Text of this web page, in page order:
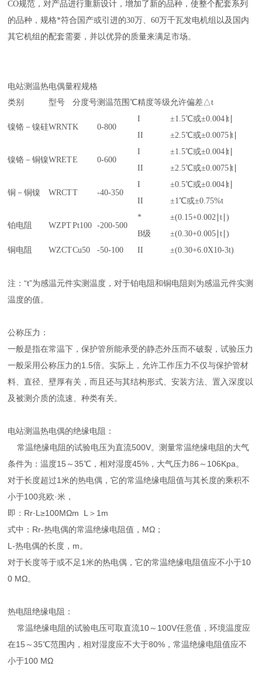
CO规范，对产品进行重新设计，增加了新的品种，使整个配套系列
的品种，规格*符合国产或引进的30万、60万千瓦发电机组以及国内
其它机组的配套需要，并以优异的质量来满足市场。
电站测温热电偶量程规格
类别 型号 分度号测温范围℃精度等级 允许偏差△t
镍铬－镍硅WRNTK 0-800
I
±1.5℃或±0.004∣t∣
II
±2.5℃或±0.0075∣t∣
镍铬－铜镍WRETE 0-600
I
±1.5℃或±0.004∣t∣
II
±2.5℃或±0.0075∣t∣
铜－铜镍 WRCTT -40-350
I
±0.5℃或±0.004∣t∣
II
±1℃或±0.75%t
铂电阻 WZPTPt100 -200-500
*
±(0.15+0.002∣t∣)
B级
±(0.30+0.005∣t∣)
铜电阻
WZCTCu50 -50-100 II ±(0.30+6.0X10-3t)
注：“t”为感温元件实测温度，对于铂电阻和铜电阻则为感温元件实测
温度的值。
公称压力：
一般是指在常温下，保护管所能承受的静态外压而不破裂，试验压力
一般采用公称压力的1.5倍。实际上，允许工作压力不仅与保护管材
料、直径、壁厚有关，而且还与其结构形式、安装方法、置入深度以
及被测介质的流速、种类有关。
电站测温热电偶的绝缘电阻：
常温绝缘电阻的试验电压为直流500V。测量常温绝缘电阻的大气
条件为：温度15～35℃，相对湿度45%，大气压力86～106Kpa。
对于长度超过1米的热电偶，它的常温绝缘电阻值与其长度的乘积不
小于100兆欧·米，
即：Rr·L≥100MΩm L＞1m
式中：Rr-热电偶的常温绝缘电阻值，MΩ；
L-热电偶的长度，m。
对于长度等于或不足1米的热电偶，它的常温绝缘电阻值应不小于10
0 MΩ。
热电阻绝缘电阻：
常温绝缘电阻的试验电压可取直流10～100V任意值，环境温度应
在15～35℃范围内，相对湿度应不大于80%，常温绝缘电阻值应不
小于100 MΩ